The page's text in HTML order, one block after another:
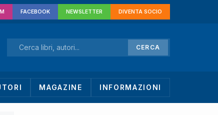
FACEBOOK NEWSLETTER DIVENTA SOCIO
CERCA
MAGAZINE INFORMAZIONI